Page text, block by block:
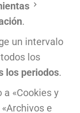
.
un intervalo
los
los periodos.
«Cookies y
e